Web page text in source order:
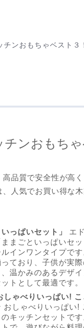
チンおもちゃベスト３
ンおもちゃ
品質で安全性が高
人気でお買い得な
っぱいセット」
エ
まごといっぱいセ
インワンタイプで
ており、子供が実
温かみのあるデザ
トとして最適です。
ゃべりいっぱい! こ
おしゃべりいっぱい
キッチンセットで